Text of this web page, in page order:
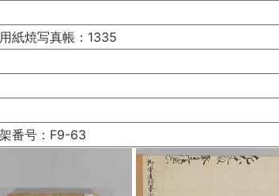
紙焼写真帳：1335
架番号：F9-63